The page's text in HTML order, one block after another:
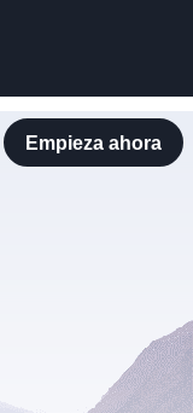
Empieza ahora